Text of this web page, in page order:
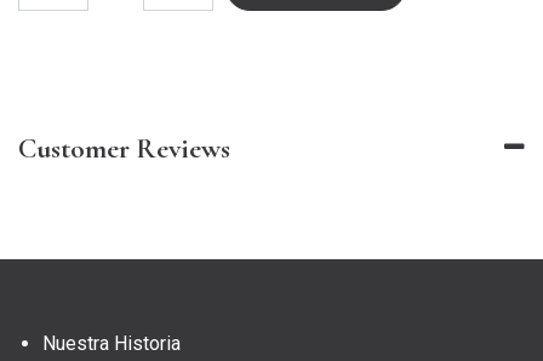
Customer Reviews
Nuestra Historia